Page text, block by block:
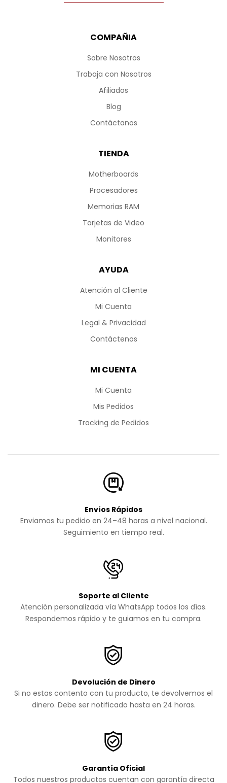
COMPAÑIA
Sobre Nosotros
Trabaja con Nosotros
Afiliados
Blog
Contáctanos
TIENDA
Motherboards
Procesadores
Memorias RAM
Tarjetas de Video
Monitores
AYUDA
Atención al Cliente
Mi Cuenta
Legal & Privacidad
Contáctenos
MI CUENTA
Mi Cuenta
Mis Pedidos
Tracking de Pedidos
Envíos Rápidos
Enviamos tu pedido en 24–48 horas a nivel nacional.
Seguimiento en tiempo real.
Soporte al Cliente
Atención personalizada vía WhatsApp todos los días.
Respondemos rápido y te guiamos en tu compra.
Devolución de Dinero
Si no estas contento con tu producto, te devolvemos el
dinero. Debe ser notificado hasta en 24 horas.
Garantía Oficial
Todos nuestros productos cuentan con garantía directa